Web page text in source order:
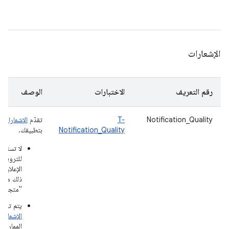
الإشعارات
رقم التعريف الاختبارات الوصف
Notification_Quality
T-
Notification_Quality
تقدّم الإشعارات
بتطبيقك.
لا
للترويج
ذلك
"متجر Play".
يتم